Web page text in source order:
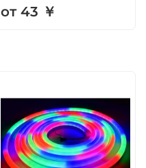
от 43 ￥